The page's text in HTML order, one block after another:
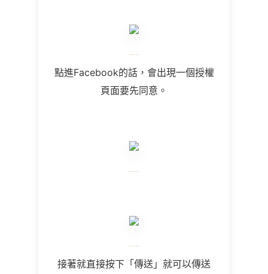
點進Facebook的話，會出現一個授權
頁面要先同意。
接著就直接按下「傳送」就可以傳送